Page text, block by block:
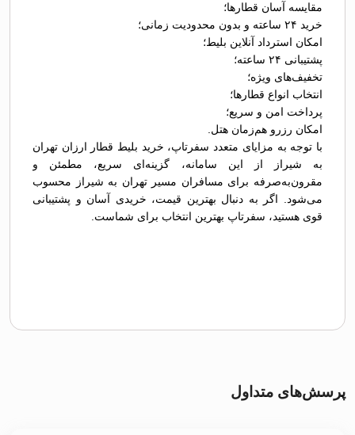
مقایسه آسان قطارها؛
خرید ۲۴ ساعته و بدون محدودیت زمانی؛
امکان استرداد آنلاین بلیط؛
پشتیبانی ۲۴ ساعته؛
تخفیف‌های ویژه؛
انتخاب انواع قطارها؛
پرداخت امن و سریع؛
امکان رزرو هم‌زمان هتل.
با توجه به مزایای متعدد سفرتاپ، خرید بلیط قطار ارزان تهران
به شيراز از این سامانه، گزینه‌ای سریع، مطمئن و
مقرون‌به‌صرفه برای مسافران مسیر تهران به شيراز محسوب
می‌شود. اگر به دنبال بهترین قیمت، خریدی آسان و پشتیبانی
قوی هستید، سفرتاپ بهترین انتخاب برای شماست.
پرسش‌های متداول